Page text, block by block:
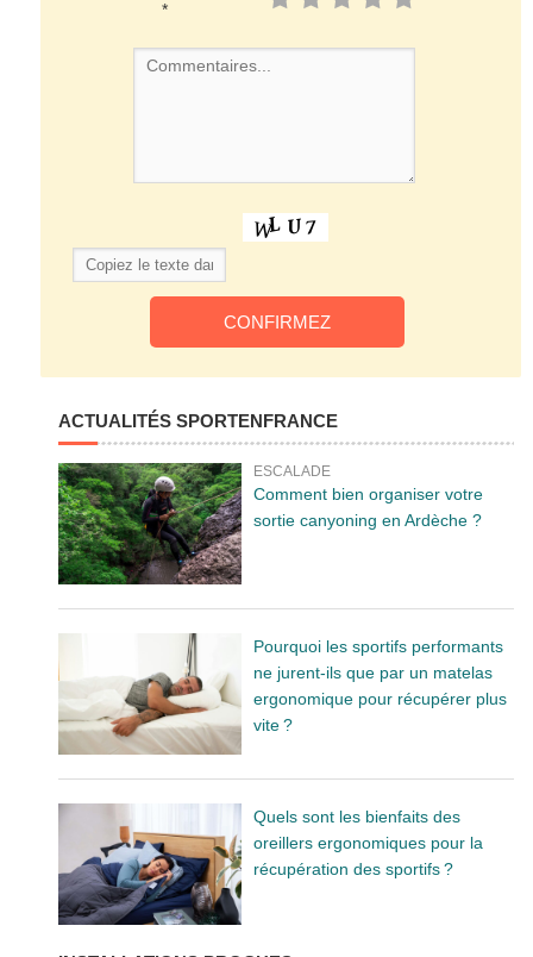
*
ACTUALITÉS SPORTENFRANCE
ESCALADE
Comment bien organiser votre
sortie canyoning en Ardèche ?
Pourquoi les sportifs performants
ne jurent-ils que par un matelas
ergonomique pour récupérer plus
vite ?
Quels sont les bienfaits des
oreillers ergonomiques pour la
récupération des sportifs ?